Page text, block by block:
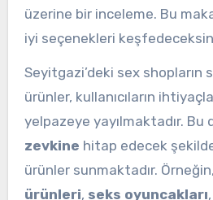
üzerine bir inceleme. Bu
iyi seçenekleri
Seyitgazi’deki sex shopların
ürünler, kullanıcıların
yelpazeye yayılmaktadır. Bu
zevkine hitap edecek
ürünler sunmaktadır. Örneğin,
ürünleri, seks oyuncakları